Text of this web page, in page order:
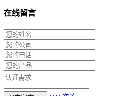
在线留言